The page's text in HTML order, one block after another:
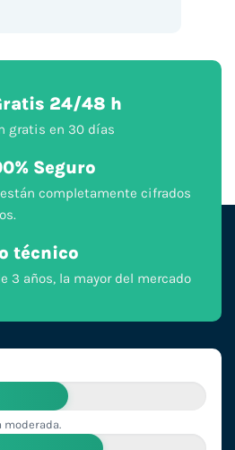
24/48 h
gratis en 30 días
Seguro
completamente cifrados
técnico
3 años, la mayor del mercado